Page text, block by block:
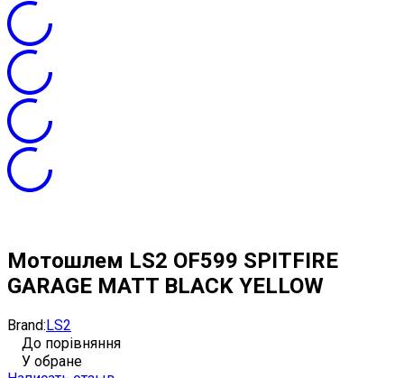
Мотошлем LS2 OF599 SPITFIRE
GARAGE MATT BLACK YELLOW
Brand:LS2
До порівняння
У обране